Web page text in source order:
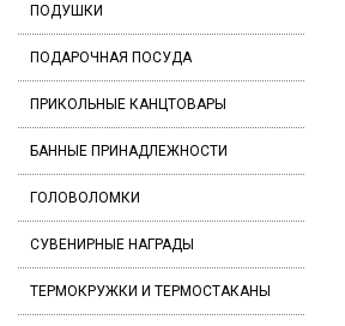
ПОДУШКИ
ПОДАРОЧНАЯ ПОСУДА
ПРИКОЛЬНЫЕ КАНЦТОВАРЫ
БАННЫЕ ПРИНАДЛЕЖНОСТИ
ГОЛОВОЛОМКИ
СУВЕНИРНЫЕ НАГРАДЫ
ТЕРМОКРУЖКИ И ТЕРМОСТАКАНЫ